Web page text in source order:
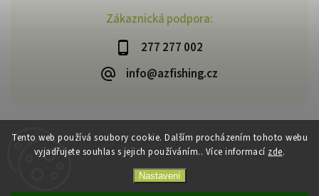
Tento web používá soubory cookie. Dalším procházením tohoto webu
vyjadřujete souhlas s jejich používáním.. Více informací zde.
Nastavení
Zákaznická podpora:
277 277 002
info@azfishing.cz
Copyright 2026AzFishing.cz. Všechna práva vyhrazena.
VytvořilShoptet| Design